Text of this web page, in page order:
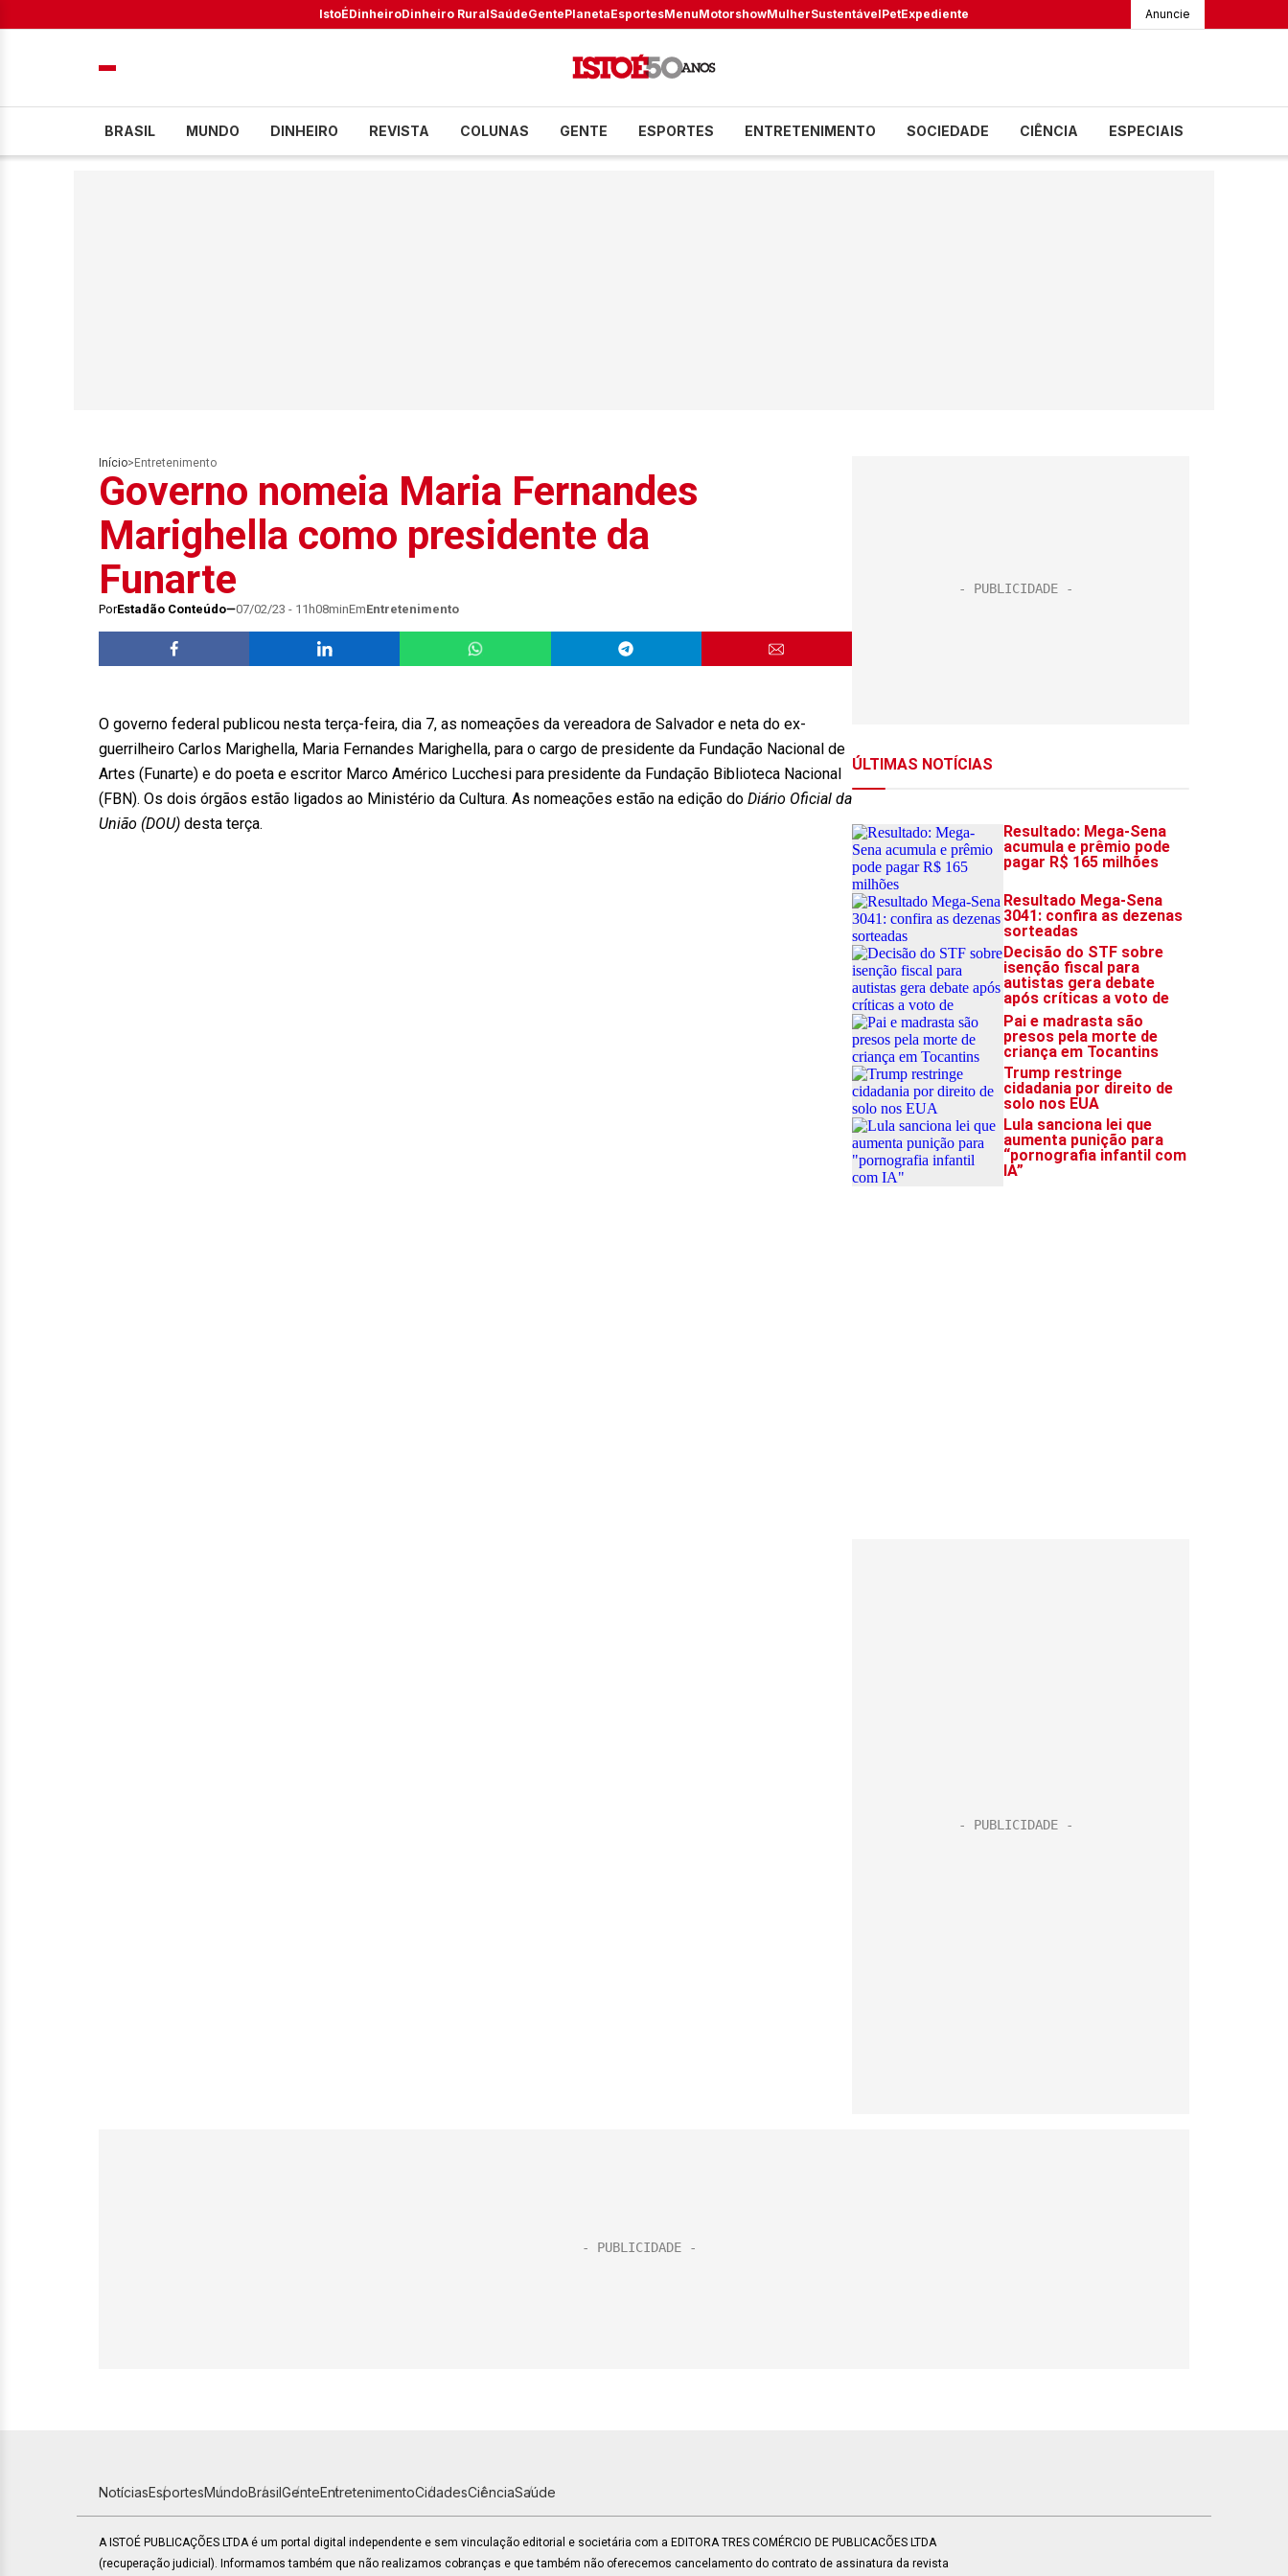
IstoÉDinheiroDinheiro RuralSaúdeGentePlanetaEsportesMenuMotorshowMulherSustentávelPetExpediente Anuncie
BRASIL MUNDO DINHEIRO REVISTA COLUNAS GENTE ESPORTES ENTRETENIMENTO SOCIEDADE CIÊNCIA ESPECIAIS
Início> Entretenimento
Governo nomeia Maria Fernandes
Marighella como presidente da
Funarte
PorEstadão Conteúdo 07/02/23 - 11h08minEmEntretenimento
O governo federal publicou nesta terça-feira, dia 7, as nomeações da vereadora de Salvador e neta do ex-
guerrilheiro Carlos Marighella, Maria Fernandes Marighella, para o cargo de presidente da Fundação Nacional de
Artes (Funarte) e do poeta e escritor Marco Américo Lucchesi para presidente da Fundação Biblioteca Nacional
(FBN). Os dois órgãos estão ligados ao Ministério da Cultura. As nomeações estão na edição do Diário Oficial da
União (DOU) desta terça.
NotíciasEsportesMundoBrasilGenteEntretenimentoCidadesCiênciaSaúde
A ISTOÉ PUBLICAÇÕES LTDA é um portal digital independente e sem vinculação editorial e societária com a EDITORA TRES COMÉRCIO DE PUBLICACÕES LTDA
(recuperação judicial). Informamos também que não realizamos cobranças e que também não oferecemos cancelamento do contrato de assinatura da revista